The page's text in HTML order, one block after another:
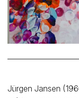
Jürgen Jansen